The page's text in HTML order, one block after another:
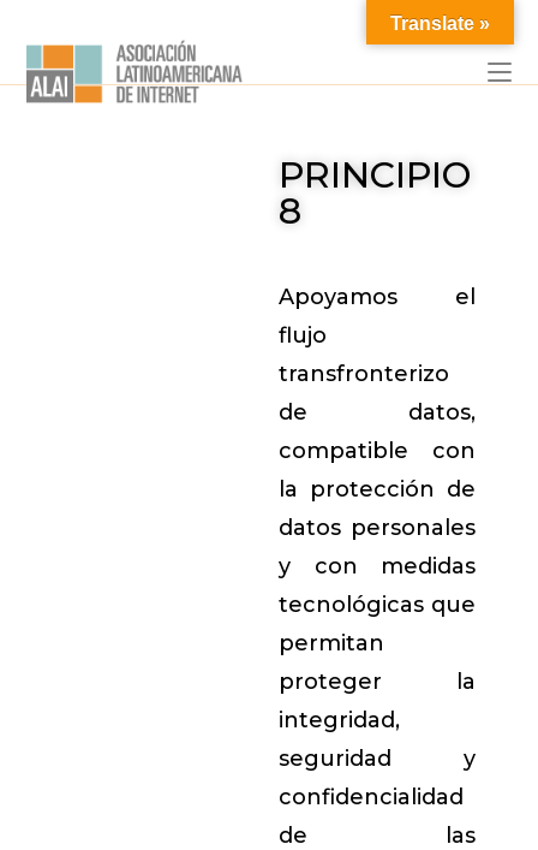
PRINCIPIO
8
Apoyamos el
flujo
transfronterizo
de datos,
compatible con
la protección de
datos personales
y con medidas
tecnológicas que
permitan
proteger la
integridad,
seguridad y
confidencialidad
de las
Translate »